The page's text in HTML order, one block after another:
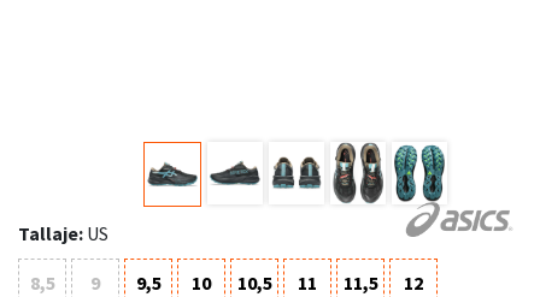
Tallaje: US
8,5 9 9,5 10 10,5 11 11,5 12